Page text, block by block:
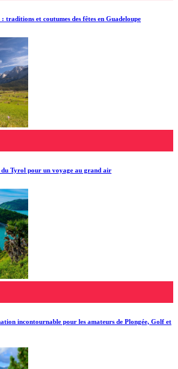
traditions et coutumes des fêtes en Guadeloupe
du Tyrol pour un voyage au grand air
incontournable pour les amateurs de Plongée, Golf et